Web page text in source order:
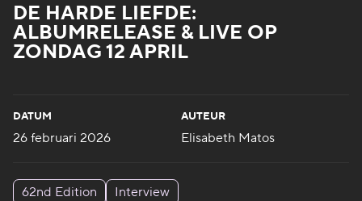
DE HARDE LIEFDE:
ALBUMRELEASE & LIVE OP
ZONDAG 12 APRIL
DATUM
26 februari 2026
AUTEUR
Elisabeth Matos
62nd Edition Interview